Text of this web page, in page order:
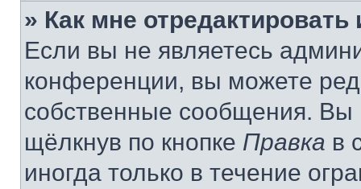
» Как мне
Если вы не являетесь
конференции, вы можете
собственные сообщения. Вы
щёлкнув по кнопке Правка в
иногда только в течение